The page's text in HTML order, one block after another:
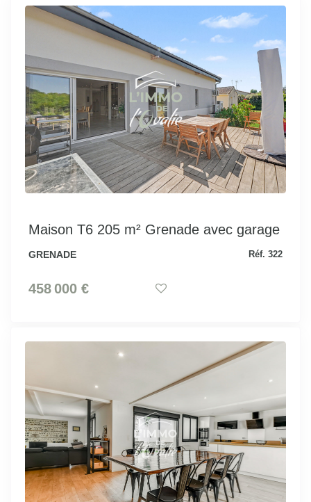
Maison T6 205 m² Grenade avec garage
GRENADE Réf. 322
458 000 €